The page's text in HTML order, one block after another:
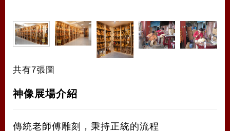
共有7張圖
神像展場介紹
傳統老師傅雕刻，秉持正統的流程